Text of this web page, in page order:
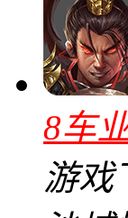
8车
游戏